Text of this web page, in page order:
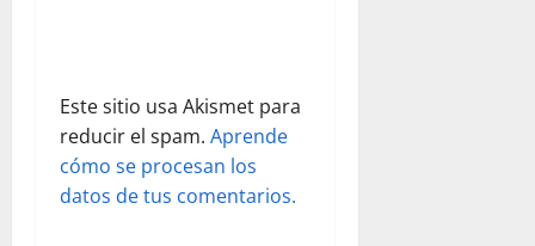
a
d
a
Este sitio usa Akismet para
reducir el spam. Aprende
cómo se procesan los
datos de tus comentarios.